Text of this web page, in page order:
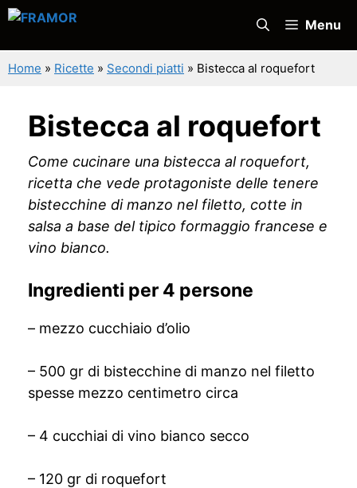
Vai
contenuto
Menu
Home » Ricette » Secondi piatti » Bistecca al roquefort
Bistecca al roquefort
Come cucinare una bistecca al roquefort,
ricetta che vede protagoniste delle tenere
bistecchine di manzo nel filetto, cotte in
salsa a base del tipico formaggio francese e
vino bianco.
Ingredienti per 4 persone
– mezzo cucchiaio d’olio
– 500 gr di bistecchine di manzo nel filetto
spesse mezzo centimetro circa
– 4 cucchiai di vino bianco secco
– 120 gr di roquefort